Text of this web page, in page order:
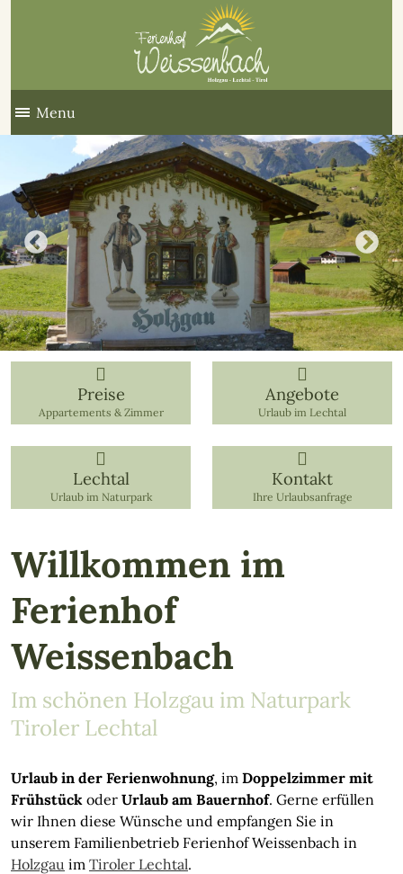
Menu
Preise
Appartements & Zimmer
Angebote
Urlaub im Lechtal
Lechtal
Urlaub im Naturpark
Kontakt
Ihre Urlaubsanfrage
Willkommen im
Ferienhof
Weissenbach
Im schönen Holzgau im Naturpark
Tiroler Lechtal
Urlaub in der Ferienwohnung, im Doppelzimmer mit
Frühstück oder Urlaub am Bauernhof. Gerne erfüllen
wir Ihnen diese Wünsche und empfangen Sie in
unserem Familienbetrieb Ferienhof Weissenbach in
Holzgau im Tiroler Lechtal.